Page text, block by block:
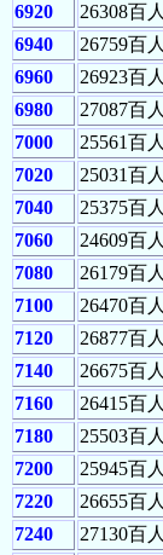
6920
26308百人
6940
26759百人
6960
26923百人
6980
27087百人
7000
25561百人
7020
25031百人
7040
25375百人
7060
24609百人
7080
26179百人
7100
26470百人
7120
26877百人
7140
26675百人
7160
26415百人
7180
25503百人
7200
25945百人
7220
26655百人
7240
27130百人